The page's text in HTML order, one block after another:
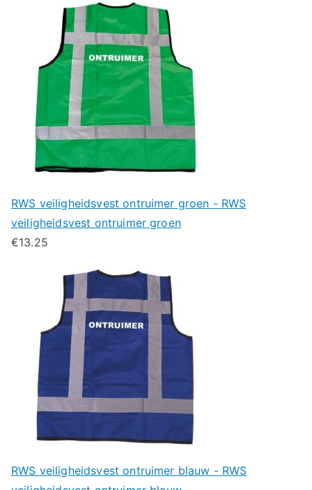
RWS veiligheidsvest ontruimer groen - RWS
veiligheidsvest ontruimer groen
€13.25
RWS veiligheidsvest ontruimer blauw - RWS